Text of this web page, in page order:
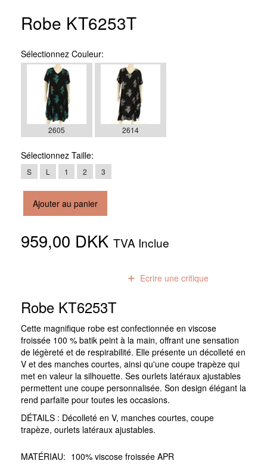
Robe KT6253T
Sélectionnez Couleur:
2605 2614
Sélectionnez Taille:
S L 1 2 3
Ajouter au panier
959,00 DKK TVA Inclue
Ecrire une critique
Robe KT6253T
Cette magnifique robe est confectionnée en viscose
froissée 100 % batik peint à la main, offrant une sensation
de légèreté et de respirabilité. Elle présente un décolleté en
V et des manches courtes, ainsi qu'une coupe trapèze qui
met en valeur la silhouette. Ses ourlets latéraux ajustables
permettent une coupe personnalisée. Son design élégant la
rend parfaite pour toutes les occasions.
DÉTAILS : Décolleté en V, manches courtes, coupe
trapèze, ourlets latéraux ajustables.
MATÉRIAU: 100% viscose froissée APR